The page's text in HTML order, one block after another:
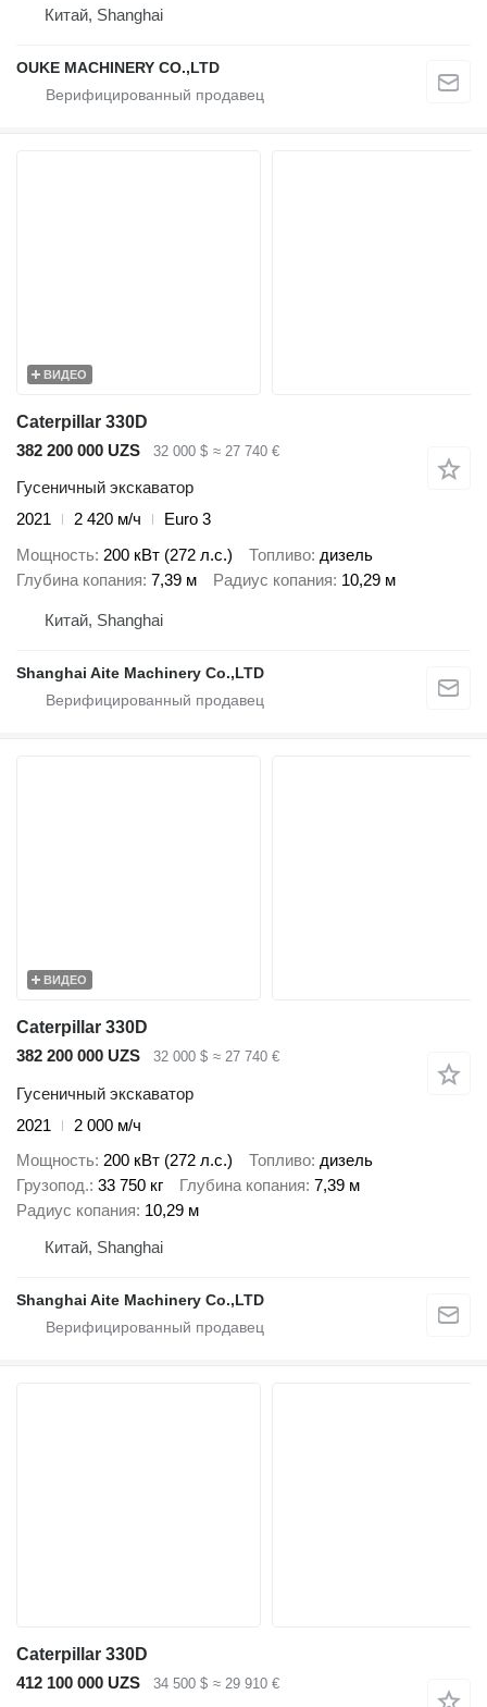
Китай, Shanghai
OUKE MACHINERY CO.,LTD
ВИДЕО
Caterpillar 330D
382 200 000 UZS
32 000 $ ≈ 27 740 €
Гусеничный экскаватор
2021
2 420 м/ч
Euro 3
Мощность 200 кВт (272 л.с.) Топливо дизель
Глубина копания 7,39 м Радиус копания 10,29 м
Китай, Shanghai
Shanghai Aite Machinery Co.,LTD
ВИДЕО
Caterpillar 330D
382 200 000 UZS
32 000 $ ≈ 27 740 €
Гусеничный экскаватор
2021
2 000 м/ч
Мощность 200 кВт (272 л.с.) Топливо дизель
Грузопод. 33 750 кг Глубина копания 7,39 м
Радиус копания 10,29 м
Китай, Shanghai
Shanghai Aite Machinery Co.,LTD
Caterpillar 330D
412 100 000 UZS
34 500 $ ≈ 29 910 €